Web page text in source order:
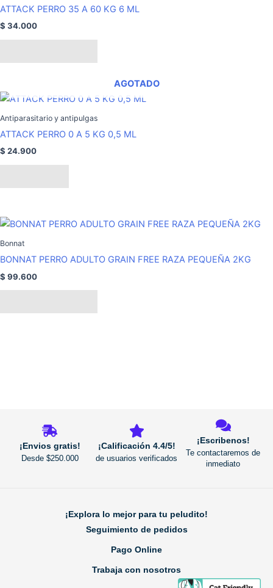
ATTACK PERRO 35 A 60 KG 6 ML
$ 34.000
AGOTADO
Antiparasitario y antipulgas
ATTACK PERRO 0 A 5 KG 0,5 ML
$ 24.900
Bonnat
BONNAT PERRO ADULTO GRAIN FREE RAZA PEQUEÑA 2KG
$ 99.600
¡Envios gratis!
Desde $250.000
¡Calificación 4.4/5!
de usuarios verificados
¡Escribenos!
Te contactaremos de
inmediato
¡Explora lo mejor para tu peludito!
Seguimiento de pedidos
Pago Online
Trabaja con nosotros